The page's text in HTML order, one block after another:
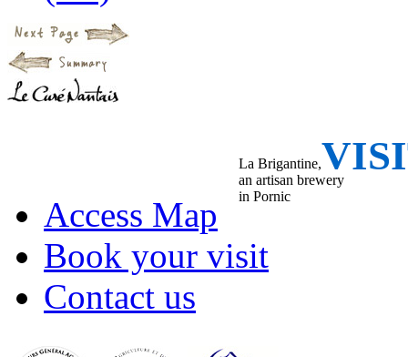
La Brigantine,
an artisan brewery
in Pornic
Access Map
Book your visit
Contact us